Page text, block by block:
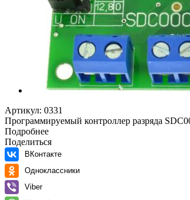
Артикул: 0331
Программируемый контроллер разряда
Подробнее
Поделиться
ВКонтакте
Одноклассники
Viber